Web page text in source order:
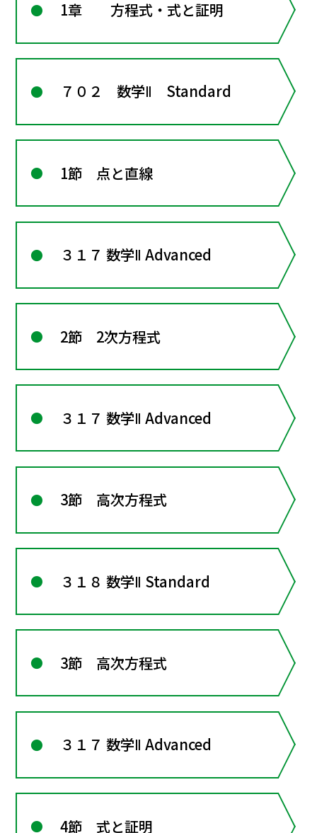
1章 方程式・式と証明
７０２ 数学Ⅱ Standard
1節 点と直線
３１７ 数学Ⅱ Advanced
2節 2次方程式
３１７ 数学Ⅱ Advanced
3節 高次方程式
３１８ 数学Ⅱ Standard
3節 高次方程式
３１７ 数学Ⅱ Advanced
4節 式と証明